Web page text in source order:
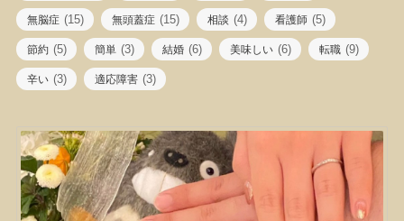
無脳症 (15) 無頭蓋症 (15) 相談 (4) 看護師 (5)
節約 (5) 簡単 (3) 結婚 (6) 美味しい (6) 転職 (9)
辛い (3) 適応障害 (3)